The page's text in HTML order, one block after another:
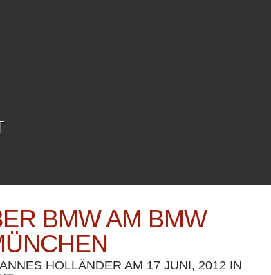
BMW AM BMW
HOLLÄNDER AM 17 JUNI, 2012 IN